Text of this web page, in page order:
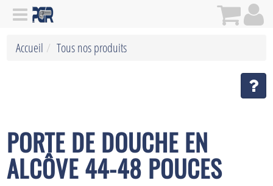
Accueil Tous nos produits
PORTE DE DOUCHE EN
ALCÔVE 44-48 POUCES